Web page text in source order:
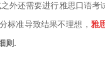
外还需要进行雅思口语
标准导致结果不理想 ， 雅
则.